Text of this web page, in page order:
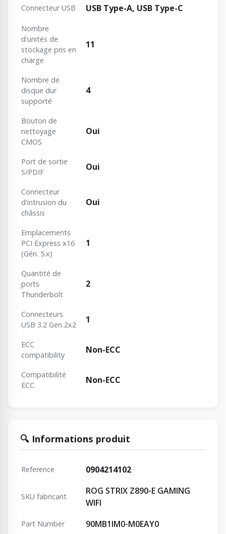
Connecteur USB USB Type-A, USB Type-C
Nombre
d'unités de
stockage pris en
charge
11
Nombre de
disque dur
supporté
4
Bouton de
nettoyage
CMOS
Oui
Port de sortie
S/PDIF
Oui
Connecteur
d'intrusion du
châssis
Oui
Emplacements
PCI Express x16
(Gén. 5.x)
1
Quantité de
ports
Thunderbolt
2
Connecteurs
USB 3.2 Gen 2x2
1
ECC
сompatibility
Non-ECC
Сompatibilité
ECC
Non-ECC
🔍 Informations produit
Reference 0904214102
SKU fabricant
ROG STRIX Z890-E GAMING
WIFI
Part Number 90MB1IM0-M0EAY0